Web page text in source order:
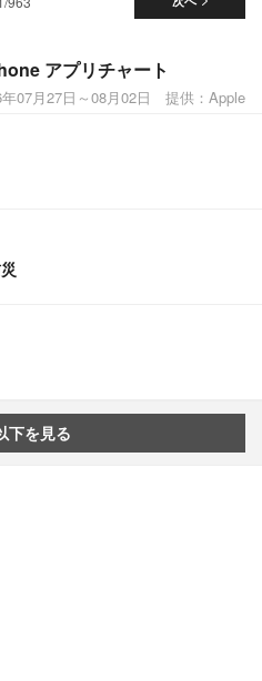
アプリチャート
07月27日～08月02日 提供：Apple
下を見る